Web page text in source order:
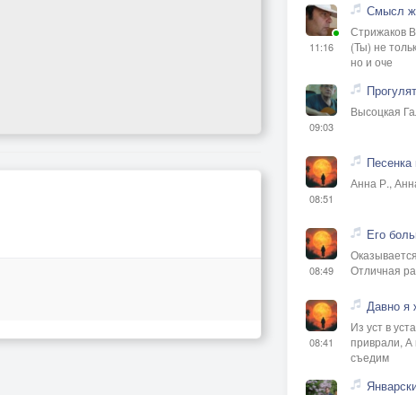
11:16
Смысл
Стрижаков
(Ты) не
но и оче
09:03
Высоцкая
08:51
Песенка
Анна Р.,
08:49
Его
Отличная
08:41
Давно я
Из уст в
приврали, А
съедим